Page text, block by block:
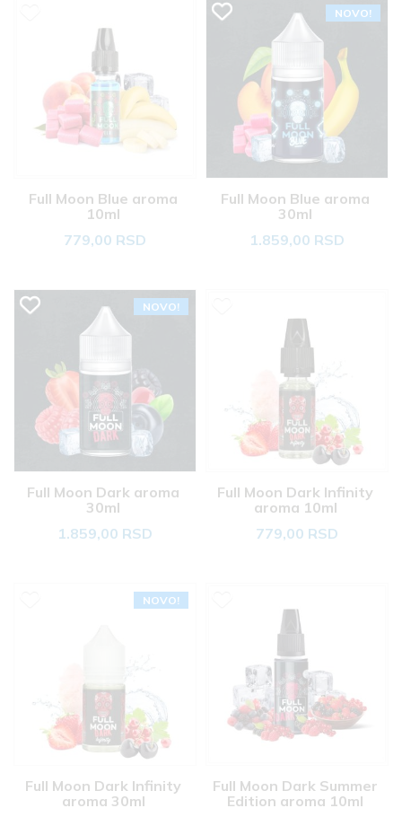
Full Moon Blue aroma
10ml
779,00 RSD
NOVO!
Full Moon Blue aroma
30ml
1.859,00 RSD
NOVO!
Full Moon Dark aroma
30ml
1.859,00 RSD
Full Moon Dark Infinity
aroma 10ml
779,00 RSD
NOVO!
Full Moon Dark Infinity
aroma 30ml
Full Moon Dark Summer
Edition aroma 10ml